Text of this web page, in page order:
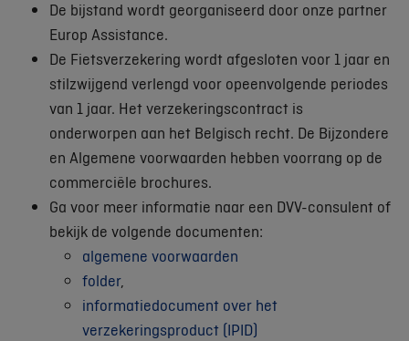
De bijstand wordt georganiseerd door onze partner
Europ Assistance.
De Fietsverzekering wordt afgesloten voor 1 jaar en
stilzwijgend verlengd voor opeenvolgende periodes
van 1 jaar. Het verzekeringscontract is
onderworpen aan het Belgisch recht. De Bijzondere
en Algemene voorwaarden hebben voorrang op de
commerciële brochures.
Ga voor meer informatie naar een DVV-consulent of
bekijk de volgende documenten:
algemene voorwaarden
folder,
informatiedocument over het
verzekeringsproduct (IPID)